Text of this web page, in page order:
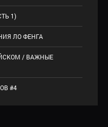
1)
ЛО ФЕНГА
/ ВАЖНЫЕ
#4